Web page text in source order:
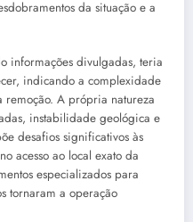
da situação e a
informações divulgadas, teria
indicando a complexidade
remoção. A própria natureza
instabilidade geológica e
desafios significativos às
acesso ao local exato da
especializados para
tornaram a operação